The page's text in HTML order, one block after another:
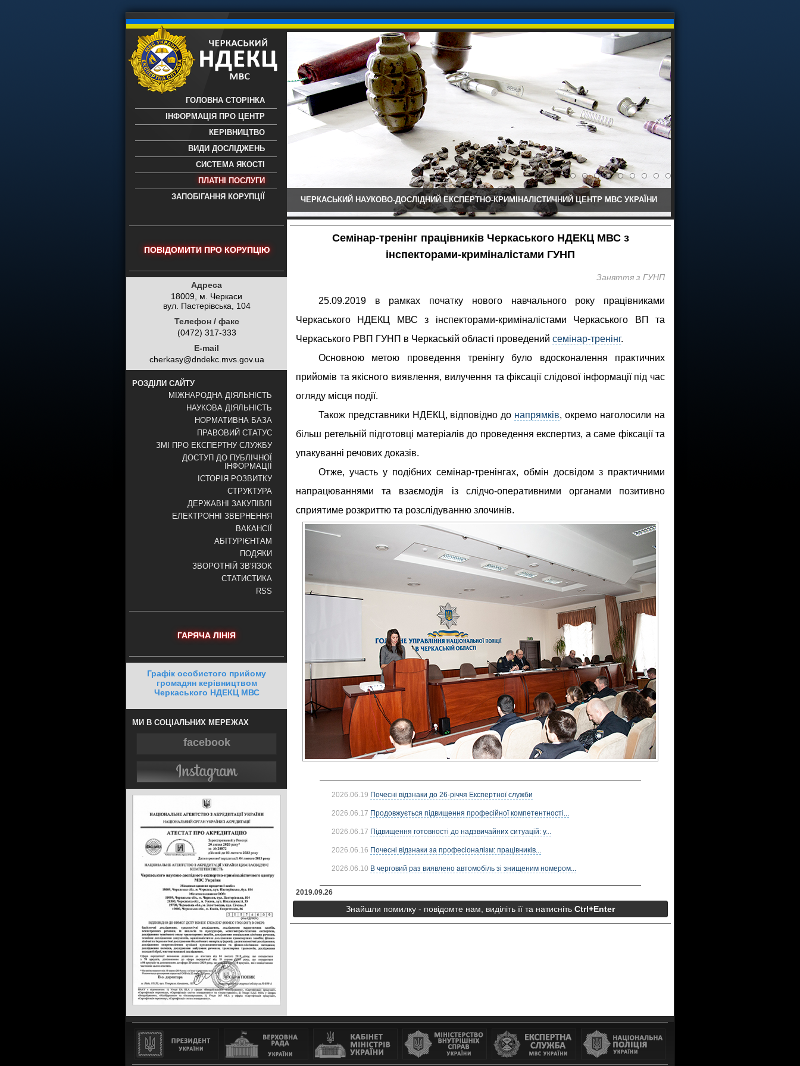
науково-дослідний експертно-
- проведення всих видів судових
експертиз
ГОЛОВНА СТОРІНКА
ІНФОРМАЦІЯ ПРО ЦЕНТР
КЕРІВНИЦТВО
ВИДИ ДОСЛІДЖЕНЬ
СИСТЕМА ЯКОСТІ
ПЛАТНІ ПОСЛУГИ
ЗАПОБІГАННЯ КОРУПЦІЇ
ЧЕРКАСЬКИЙ НАУКОВО-ДОСЛІДНИЙ ЕКСПЕРТНО-КРИМІНАЛІСТИЧНИЙ ЦЕНТР МВС УКРАЇНИ
ПОВІДОМИТИ ПРО КОРУПЦІЮ
Адреса
18009, м. Черкаси
вул. Пастерівська, 104
Телефон / факс
(0472) 317-333
E-mail
cherkasy@dndekc.mvs.gov.ua
РОЗДІЛИ САЙТУ
МІЖНАРОДНА ДІЯЛЬНІСТЬ
НАУКОВА ДІЯЛЬНІСТЬ
НОРМАТИВНА БАЗА
ПРАВОВИЙ СТАТУС
ЗМІ ПРО ЕКСПЕРТНУ СЛУЖБУ
ДОСТУП ДО ПУБЛІЧНОЇ
ІНФОРМАЦІЇ
ІСТОРІЯ РОЗВИТКУ
СТРУКТУРА
ДЕРЖАВНІ ЗАКУПІВЛІ
ЕЛЕКТРОННІ ЗВЕРНЕННЯ
ВАКАНСІЇ
АБІТУРІЄНТАМ
ПОДЯКИ
ЗВОРОТНІЙ ЗВ'ЯЗОК
СТАТИСТИКА
RSS
ГАРЯЧА ЛІНІЯ
Графік особистого прийому
громадян керівництвом
Черкаського НДЕКЦ МВС
МИ В СОЦІАЛЬНИХ МЕРЕЖАХ
facebook
Семінар-тренінг працівників Черкаського НДЕКЦ МВС з
інспекторами-криміналістами ГУНП
Заняття з ГУНП
25.09.2019 в рамках початку нового навчального року працівниками
Черкаського НДЕКЦ МВС з інспекторами-криміналістами Черкаського ВП та
Черкаського РВП ГУНП в Черкаській області проведений семінар-тренінг.
Основною метою проведення тренінгу було вдосконалення практичних
прийомів та якісного виявлення, вилучення та фіксації слідової інформації під час
огляду місця події.
Також представники НДЕКЦ, відповідно до напрямків, окремо наголосили на
більш ретельній підготовці матеріалів до проведення експертиз, а саме фіксації та
упакуванні речових доказів.
Отже, участь у подібних семінар-тренінгах, обмін досвідом з практичними
напрацюваннями та взаємодія із слідчо-оперативними органами позитивно
сприятиме розкриттю та розслідуванню злочинів.
2026.06.19 Почесні відзнаки до 26-річчя Експертної служби
2026.06.17 Продовжується підвищення професійної компетентності...
2026.06.17 Підвищення готовності до надзвичайних ситуацій: у...
2026.06.16 Почесні відзнаки за професіоналізм: працівників...
2026.06.10 В черговий раз виявлено автомобіль зі знищеним номером...
2019.09.26
Знайшли помилку - повідомте нам, виділіть її та натисніть Ctrl+Enter